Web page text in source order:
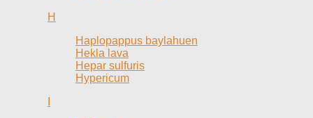
H
Haplopappus baylahuen
Hekla lava
Hepar sulfuris
Hypericum